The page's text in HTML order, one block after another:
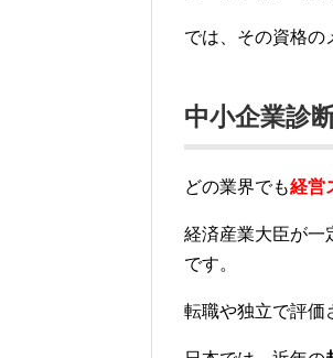
では、その資格の
中小企業診
どの業界でも経営
経済産業大臣が一
です。
転職や独立で評価